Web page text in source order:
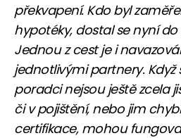
překvapení. Kdo byl
hypotéky, dostal se nyní
Jednou z cest je i
jednotlivými partnery. Když
poradci nejsou ještě zcela
či v pojištění, nebo jim
certifikace, mohou